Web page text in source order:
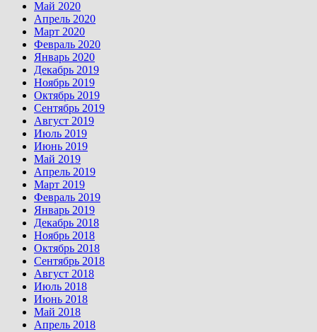
Май 2020
Апрель 2020
Март 2020
Февраль 2020
Январь 2020
Декабрь 2019
Ноябрь 2019
Октябрь 2019
Сентябрь 2019
Август 2019
Июль 2019
Июнь 2019
Май 2019
Апрель 2019
Март 2019
Февраль 2019
Январь 2019
Декабрь 2018
Ноябрь 2018
Октябрь 2018
Сентябрь 2018
Август 2018
Июль 2018
Июнь 2018
Май 2018
Апрель 2018